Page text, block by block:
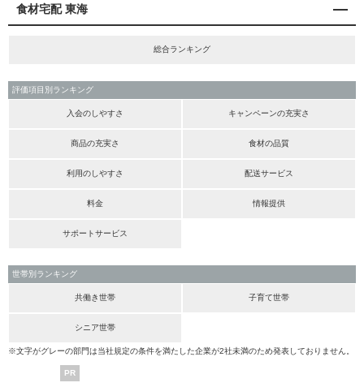
食材宅配 東海
総合ランキング
評価項目別ランキング
入会のしやすさ キャンペーンの充実さ
商品の充実さ 食材の品質
利用のしやすさ 配送サービス
料金 情報提供
サポートサービス
世帯別ランキング
共働き世帯 子育て世帯
シニア世帯
※文字がグレーの部門は当社規定の条件を満たした企業が2社未満のため発表しておりません。
PR